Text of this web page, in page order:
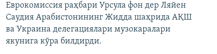
Еврокомиссия раҳбари Урсула фон дер Ляйен
Саудия Арабистонининг Жидда шаҳрида АҚШ
ва Украина делегациялари музокаралари
якунига кўра билдирди.